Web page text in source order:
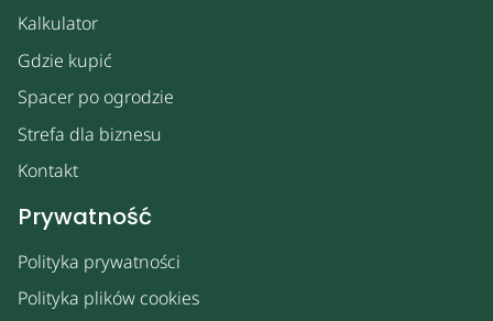
Kalkulator
Gdzie kupić
Spacer po ogrodzie
Strefa dla biznesu
Kontakt
Prywatność
Polityka prywatności
Polityka plików cookies